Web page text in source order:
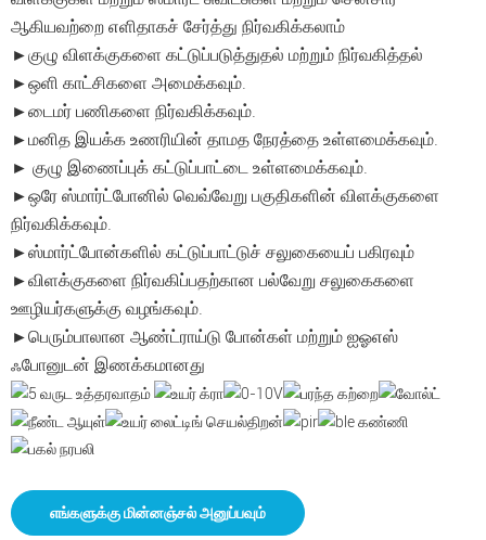
ஆகியவற்றை எளிதாகச் சேர்த்து நிர்வகிக்கலாம்
►குழு விளக்குகளை கட்டுப்படுத்துதல் மற்றும் நிர்வகித்தல்
►ஒளி காட்சிகளை அமைக்கவும்.
►டைமர் பணிகளை நிர்வகிக்கவும்.
►மனித இயக்க உணரியின் தாமத நேரத்தை உள்ளமைக்கவும்.
► குழு இணைப்புக் கட்டுப்பாட்டை உள்ளமைக்கவும்.
►ஒரே ஸ்மார்ட்போனில் வெவ்வேறு பகுதிகளின் விளக்குகளை
நிர்வகிக்கவும்.
►ஸ்மார்ட்போன்களில் கட்டுப்பாட்டுச் சலுகையைப் பகிரவும்
►விளக்குகளை நிர்வகிப்பதற்கான பல்வேறு சலுகைகளை
ஊழியர்களுக்கு வழங்கவும்.
►பெரும்பாலான ஆண்ட்ராய்டு போன்கள் மற்றும் ஐஓஎஸ்
ஃபோனுடன் இணக்கமானது
எங்களுக்கு மின்னஞ்சல் அனுப்பவும்